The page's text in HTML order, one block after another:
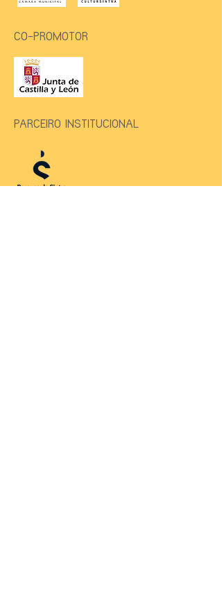
CO-PROMOTOR
PARCEIRO INSTITUCIONAL